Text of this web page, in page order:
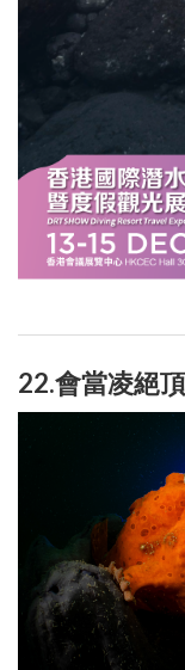
22.會當凌絕